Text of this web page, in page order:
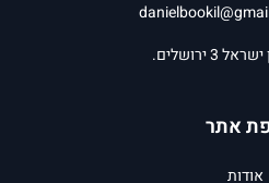
ירושלים.
אתר
אודות